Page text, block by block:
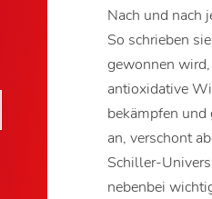
Nach und nach
So schrieben
gewonnen
antioxidative
bekämpfen und
an, verschont
Schiller-
nebenbei